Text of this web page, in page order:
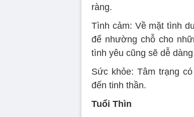
ràng.
Tình cảm: Về mặt tình
để nhường chỗ cho
tình yêu cũng sẽ dễ
Sức khỏe: Tâm trạng
đến tinh thần.
Tuổi Thìn